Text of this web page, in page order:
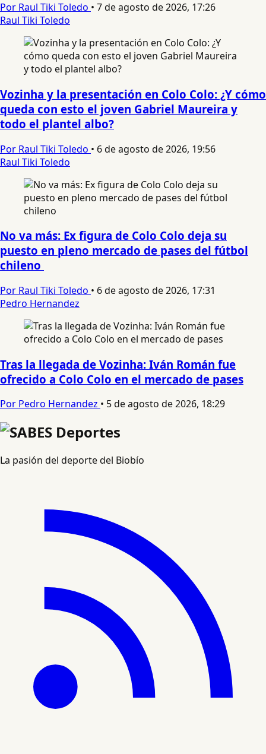
Por Raul Tiki Toledo • 7 de agosto de 2026, 17:26
Raul Tiki Toledo
Vozinha y la presentación en Colo Colo: ¿Y cómo
queda con esto el joven Gabriel Maureira y
todo el plantel albo?
Por Raul Tiki Toledo • 6 de agosto de 2026, 19:56
Raul Tiki Toledo
No va más: Ex figura de Colo Colo deja su
puesto en pleno mercado de pases del fútbol
chileno
Por Raul Tiki Toledo • 6 de agosto de 2026, 17:31
Pedro Hernandez
Tras la llegada de Vozinha: Iván Román fue
ofrecido a Colo Colo en el mercado de pases
Por Pedro Hernandez • 5 de agosto de 2026, 18:29
La pasión del deporte del Biobío